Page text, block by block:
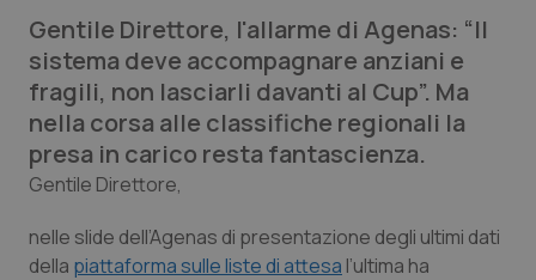
Lettere al direttore
Edizioni Regionali
QS Pro
Professionisti Sanitari.AI
Abruzzo
QS Pro Gold
Gentile Direttore, l'allarme di Agenas: “Il
sistema deve accompagnare anziani e
fragili, non lasciarli davanti al Cup”. Ma
nella corsa alle classifiche regionali la
presa in carico resta fantascienza.
Gentile Direttore,
nelle slide dell’Agenas di presentazione degli ultimi dati
della piattaforma sulle liste di attesa l’ultima ha